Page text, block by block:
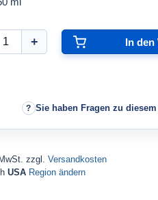
Sie haben Fragen zu
zzgl. Versandkosten
USA Region ändern